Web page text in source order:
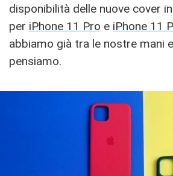
disponibilità delle nuove cover
per iPhone 11 Pro e iPhone 11
abbiamo già tra le nostre mani
pensiamo.